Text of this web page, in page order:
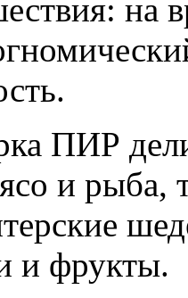
на
ПИР
и рыба,
и фрукты.